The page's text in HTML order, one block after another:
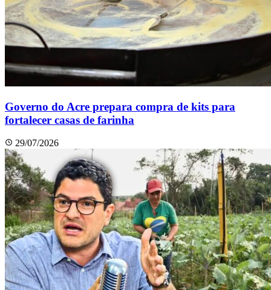
Governo do Acre prepara compra de kits para
fortalecer casas de farinha
29/07/2026